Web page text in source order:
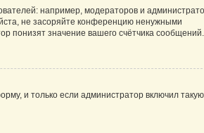
например, модераторов и
не засоряйте конференцию ненужными
понизят значение вашего счётчика сообщений.
и только если администратор включил такую